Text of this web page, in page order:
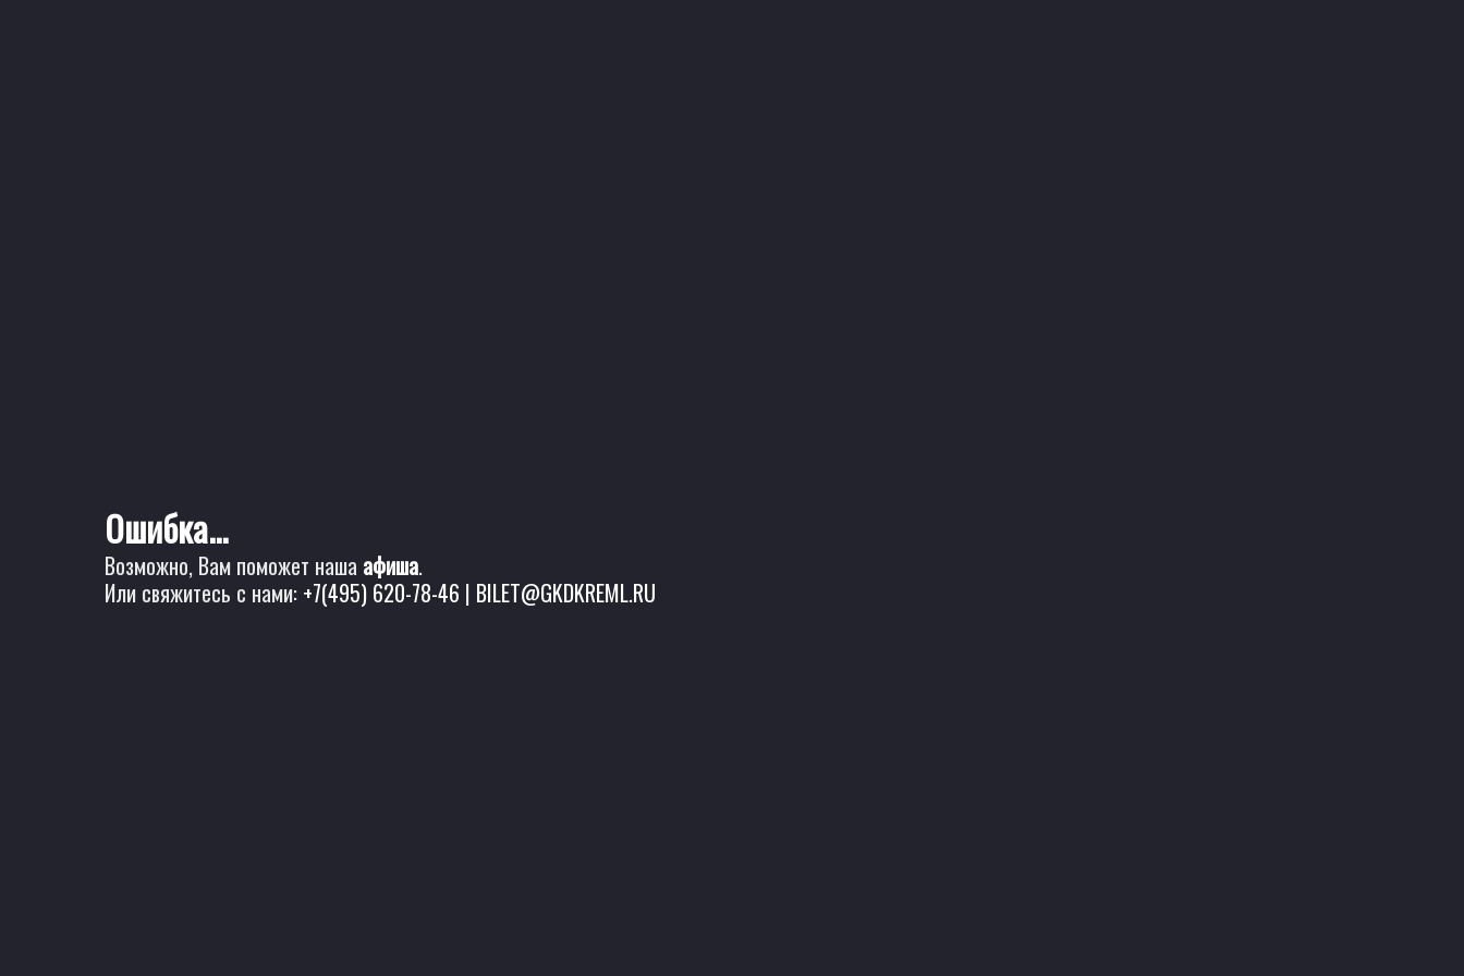
Ошибка...
Возможно, Вам поможет наша афиша.
Или свяжитесь с нами: +7(495) 620-78-46 | BILET@GKDKREML.RU